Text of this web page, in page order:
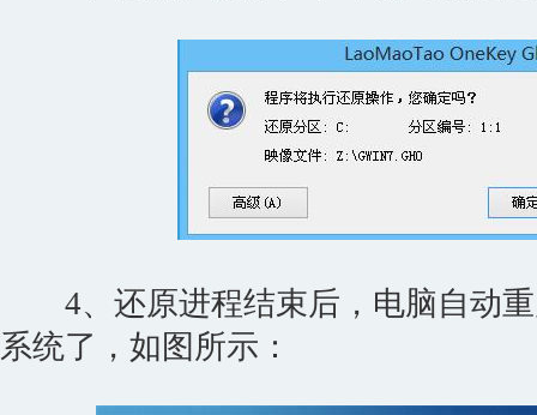
4、还原进程结束后，电脑自动重
系统了，如图所示：